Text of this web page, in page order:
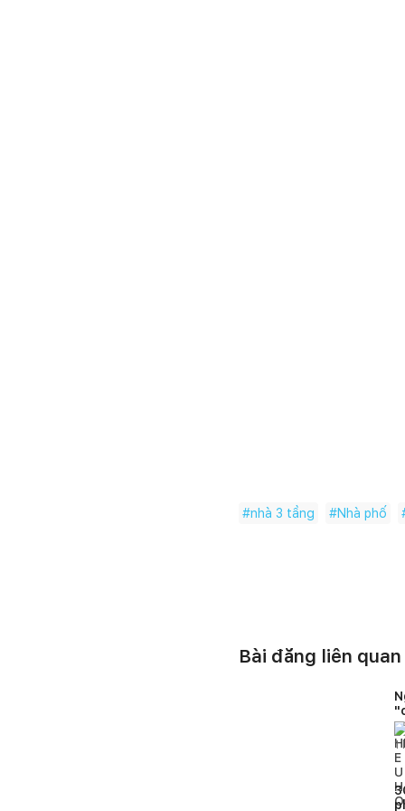
#nhà 3 tầng #Nhà phố
Bài đăng liên quan
1